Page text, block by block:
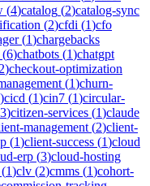
(4)catalog (2)catalog-sync
(2)cfdi (1)cfo
(1)chargebacks
(6)chatbots (1)chatgpt
2)checkout-optimization
(1)churn-
)cicd (1)cin7 (1)circular-
3)citizen-services (1)claude
management (2)client-
(1)client-success (1)cloud
erp (3)cloud-hosting
1)clv (2)cmms (1)cohort-